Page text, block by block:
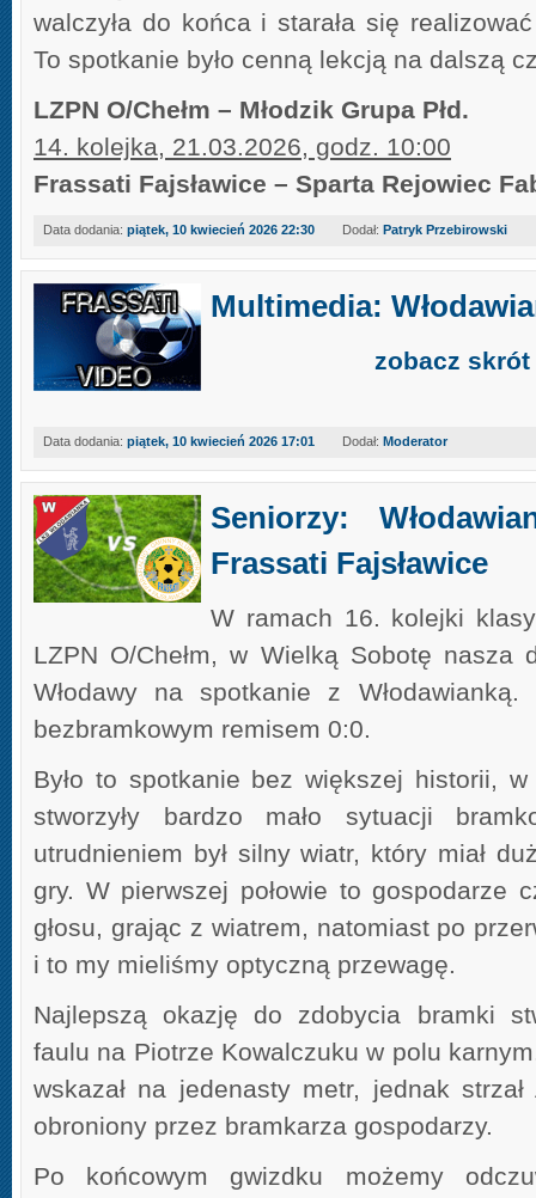
walczyła do końca i starała się
To spotkanie było cenną lekcją na dalszą
LZPN O/Chełm – Młodzik Grupa Płd.
14. kolejka, 21.03.2026, godz. 10:00
Frassati Fajsławice – Sparta Rejowiec
Data dodania: piątek, 10 kwiecień 2026 22:30 Dodał: Patryk Przebirowski
Multimedia:
zobacz skrót
Data dodania: piątek, 10 kwiecień 2026 17:01 Dodał: Moderator
Seniorzy:
Frassati Fajsławice
W ramach 16. kolejki
LZPN O/Chełm, w Wielką Sobotę nasza
Włodawy na spotkanie z
bezbramkowym remisem 0:0.
Było to spotkanie bez większej historii,
stworzyły bardzo mało sytuacji
utrudnieniem był silny wiatr, który miał
gry. W pierwszej połowie to gospodarze
głosu, grając z wiatrem, natomiast po
i to my mieliśmy optyczną przewagę.
Najlepszą okazję do zdobycia bramki
faulu na Piotrze Kowalczuku w polu
wskazał na jedenasty metr, jednak strzał
obroniony przez bramkarza gospodarzy.
Po końcowym gwizdku możemy